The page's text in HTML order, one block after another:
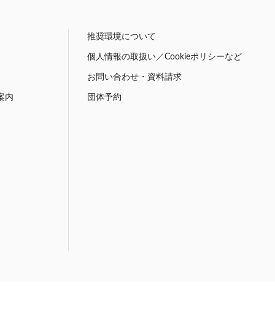
内
推奨環境について
個人情報の取扱い／Cookieポリシーなど
お問い合わせ・資料請求
団体予約